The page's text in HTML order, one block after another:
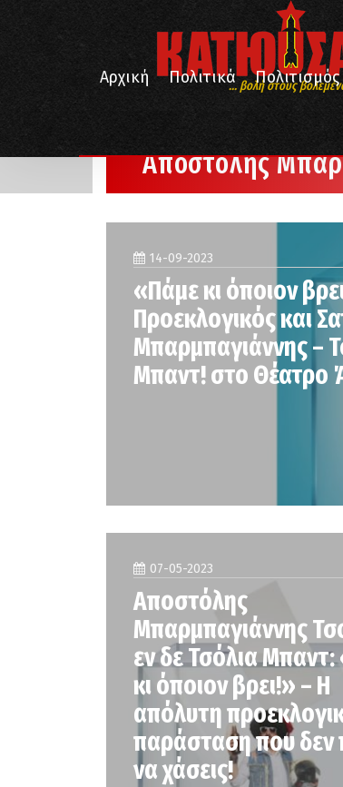
... βολή στους
Αρχική
Πολιτικά Πολιτισμός
Αποστόλης Μπαρμπαγιάννης
Αποστόλης
14-09-2023
«Πάμε κι όποιον
Προεκλογικός και
Μπαρμπαγιάννης –
Μπαντ! στο Θέατρο
07-05-2023
Αποστόλης
Μπαρμπαγιάννης
εν δε Τσόλια
κι όποιον βρει!» – Η
απόλυτη
παράσταση που δεν
να χάσεις!